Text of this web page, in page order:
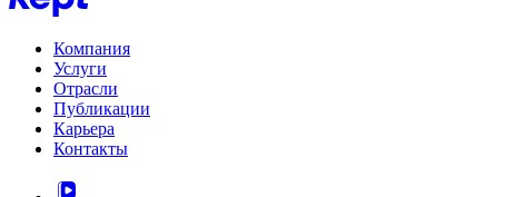
Компания
Услуги
Отрасли
Публикации
Карьера
Контакты